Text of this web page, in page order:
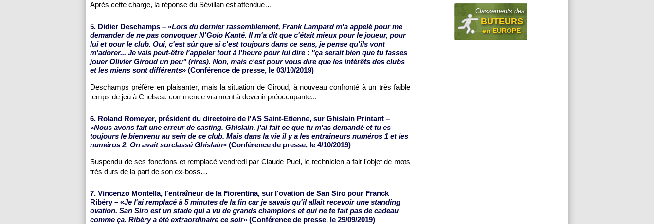
Après cette charge, la réponse du Sévillan est attendue…
5. Didier Deschamps – «Lors du dernier rassemblement, Frank Lampard m'a appelé pour me
demander de ne pas convoquer N'Golo Kanté. Il m'a dit que c'était mieux pour le joueur, pour
lui et pour le club. Oui, c'est sûr que si c'est toujours dans ce sens, je pense qu'ils vont
m'adorer... Je vais peut-être l'appeler tout à l'heure pour lui dire : "ça serait bien que tu fasses
jouer Olivier Giroud un peu" (rires). Non, mais c'est pour vous dire que les intérêts des clubs
et les miens sont différents» (Conférence de presse, le 03/10/2019)
Deschamps préfère en plaisanter, mais la situation de Giroud, à nouveau confronté à un très faible
temps de jeu à Chelsea, commence vraiment à devenir préoccupante...
6. Roland Romeyer, président du directoire de l'AS Saint-Etienne, sur Ghislain Printant –
«Nous avons fait une erreur de casting. Ghislain, j'ai fait ce que tu m'as demandé et tu es
toujours le bienvenu au sein de ce club. Mais dans la vie il y a les entraîneurs numéros 1 et les
numéros 2. On avait surclassé Ghislain» (Conférence de presse, le 4/10/2019)
Suspendu de ses fonctions et remplacé vendredi par Claude Puel, le technicien a fait l'objet de mots
très durs de la part de son ex-boss…
7. Vincenzo Montella, l'entraîneur de la Fiorentina, sur l'ovation de San Siro pour Franck
Ribéry – «Je l'ai remplacé à 5 minutes de la fin car je savais qu'il allait recevoir une standing
ovation. San Siro est un stade qui a vu de grands champions et qui ne te fait pas de cadeau
comme ça. Ribéry a été extraordinaire ce soir» (Conférence de presse, le 29/09/2019)
Classements des
BUTEURS
en EUROPE